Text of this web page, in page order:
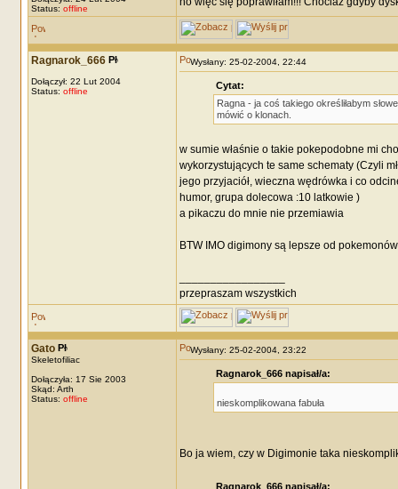
Status: offline
Ragnarok_666
Dołączył: 22 Lut 2004
Status: offline
Wysłany: 25-02-2004, 22:44
Cytat:
Ragna - ja coś takiego określiłabym
mówić o klonach.
w sumie właśnie o takie pokepodobne mi
wykorzystujących te same schematy (Czyli
jego przyjaciół, wieczna wędrówka i co
humor, grupa dolecowa :10 latkowie )
a pikaczu do mnie nie przemiawia
BTW IMO digimony są lepsze od pokemonów
przepraszam wszystkich
Gato
Skeletofiliac
Dołączyła: 17 Sie 2003
Skąd: Arth
Status: offline
Wysłany: 25-02-2004, 23:22
Ragnarok_666 napisał/a:
nieskomplikowana fabuła
Bo ja wiem, czy w Digimonie taka
Ragnarok_666 napisał/a: